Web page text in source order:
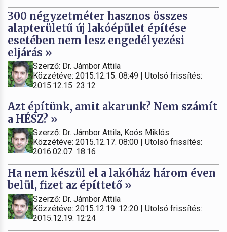
300 négyzetméter hasznos összes
alapterületű új lakóépület építése
esetében nem lesz engedélyezési
eljárás »
Szerző: Dr. Jámbor Attila
Közzétéve: 2015.12.15. 08:49 | Utolsó frissítés:
2015.12.15. 23:12
Azt építünk, amit akarunk? Nem számít
a HÉSZ? »
Szerző: Dr. Jámbor Attila, Koós Miklós
Közzétéve: 2015.12.17. 08:00 | Utolsó frissítés:
2016.02.07. 18:16
Ha nem készül el a lakóház három éven
belül, fizet az építtető »
Szerző: Dr. Jámbor Attila
Közzétéve: 2015.12.19. 12:20 | Utolsó frissítés:
2015.12.19. 12:24